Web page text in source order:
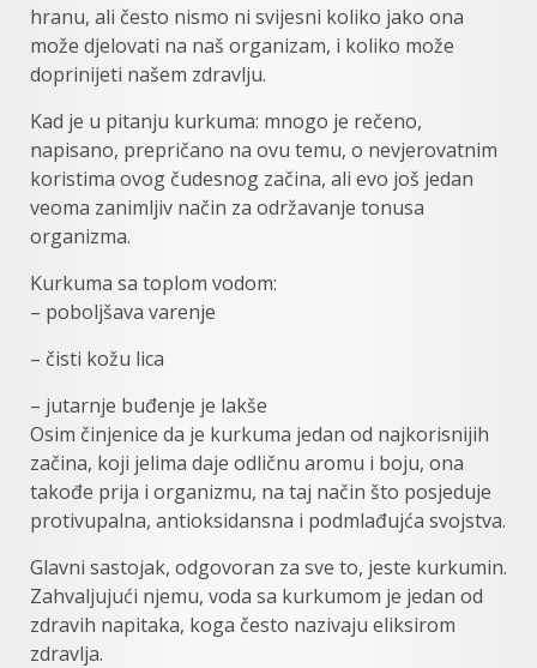
hranu, ali često nismo ni svijesni koliko jako ona
može djelovati na naš organizam, i koliko može
doprinijeti našem zdravlju.
Kad je u pitanju kurkuma: mnogo je rečeno,
napisano, prepričano na ovu temu, o nevjerovatnim
koristima ovog čudesnog začina, ali evo još jedan
veoma zanimljiv način za održavanje tonusa
organizma.
Kurkuma sa toplom vodom:
– poboljšava varenje
– čisti kožu lica
– jutarnje buđenje je lakše
Osim činjenice da je kurkuma jedan od najkorisnijih
začina, koji jelima daje odličnu aromu i boju, ona
takođe prija i organizmu, na taj način što posjeduje
protivupalna, antioksidansna i podmlađujća svojstva.
Glavni sastojak, odgovoran za sve to, jeste kurkumin.
Zahvaljujući njemu, voda sa kurkumom je jedan od
zdravih napitaka, koga često nazivaju eliksirom
zdravlja.